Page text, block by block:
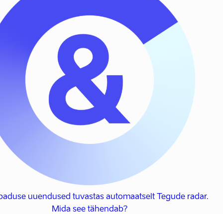
uuendused tuvastas automaatselt Tegude radar.
Mida see tähendab?